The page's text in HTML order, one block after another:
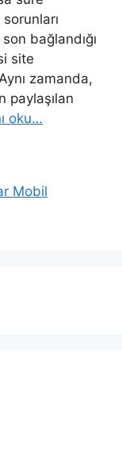
bağlandığı
site
zamanda,
paylaşılan
oku…
Mobil